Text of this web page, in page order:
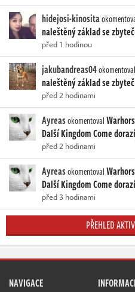
hidejosi-kinosita
naleštěný základ se
před 1 hodinou
jakubandreas04okomentoval
naleštěný základ se
před 2 hodinami
Ayreasokomentoval
Další Kingdom Come
před 2 hodinami
Ayreasokomentoval
Další Kingdom Come
před 3 hodinami
PŘEHLED
NAVIGACE